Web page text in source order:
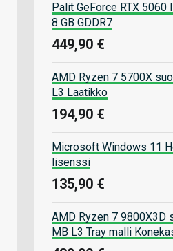
Palit GeForce RTX 5060
8 GB GDDR7
449,90 €
AMD Ryzen 7 5700X
L3 Laatikko
194,90 €
Microsoft Windows 11
lisenssi
135,90 €
AMD Ryzen 7 9800X3D
MB L3 Tray malli